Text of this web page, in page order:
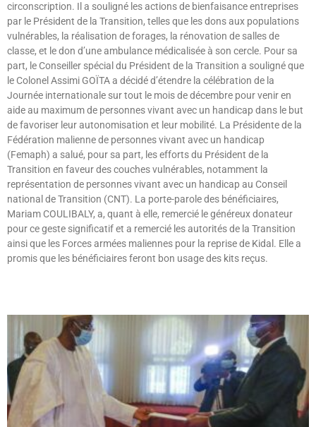
circonscription. Il a souligné les actions de bienfaisance entreprises
par le Président de la Transition, telles que les dons aux populations
vulnérables, la réalisation de forages, la rénovation de salles de
classe, et le don d’une ambulance médicalisée à son cercle. Pour sa
part, le Conseiller spécial du Président de la Transition a souligné que
le Colonel Assimi GOÏTA a décidé d’étendre la célébration de la
Journée internationale sur tout le mois de décembre pour venir en
aide au maximum de personnes vivant avec un handicap dans le but
de favoriser leur autonomisation et leur mobilité. La Présidente de la
Fédération malienne de personnes vivant avec un handicap
(Femaph) a salué, pour sa part, les efforts du Président de la
Transition en faveur des couches vulnérables, notamment la
représentation de personnes vivant avec un handicap au Conseil
national de Transition (CNT). La porte-parole des bénéficiaires,
Mariam COULIBALY, a, quant à elle, remercié le généreux donateur
pour ce geste significatif et a remercié les autorités de la Transition
ainsi que les Forces armées maliennes pour la reprise de Kidal. Elle a
promis que les bénéficiaires feront bon usage des kits reçus.